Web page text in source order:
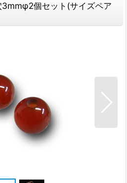
個セット(サイズペア